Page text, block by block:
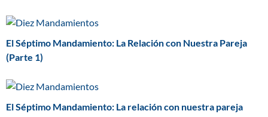
El Séptimo Mandamiento: La Relación con Nuestra Pareja
(Parte 1)
El Séptimo Mandamiento: La relación con nuestra pareja